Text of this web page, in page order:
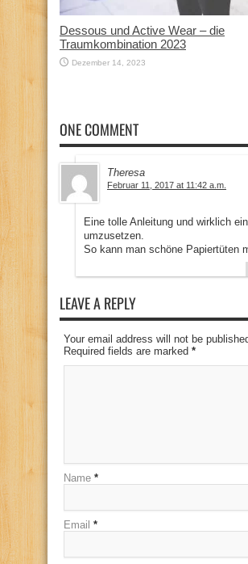
Dessous und Active Wear – die
Traumkombination 2023
Dezember 14, 2023
ONE COMMENT
Theresa
Februar 11, 2017 at 11:42 a.m.
Eine tolle Anleitung und wirklich
umzusetzen.
So kann man schöne Papiertüten
LEAVE A REPLY
Your email address will not be
Required fields are marked *
Name *
Email *